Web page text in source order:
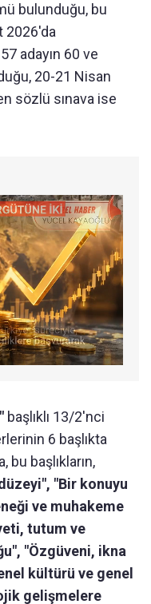
bulunduğu, bu
2026'da
adayın 60 ve
20-21 Nisan
sözlü sınava ise
başlıklı 13/2'nci
6 başlıkta
bu başlıkların,
"Bir konuyu
ve muhakeme
tutum ve
"Özgüveni, ikna
kültürü ve genel
gelişmelere